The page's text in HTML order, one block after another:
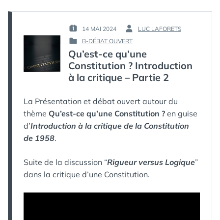
PRÉAMBULE
PUBLIÉ
14 MAI 2024
PAR :
LUC LAFORETS
PUBLIÉ
DANS
B-DÉBAT OUVERT
Qu’est-ce qu’une
Constitution ? Introduction
à la critique – Partie 2
La Présentation et débat ouvert autour du
thème Qu’est-ce qu’une Constitution ? en guise
d’Introduction à la critique de la Constitution
de 1958.
Suite de la discussion “Rigueur versus Logique”
dans la critique d’une Constitution.